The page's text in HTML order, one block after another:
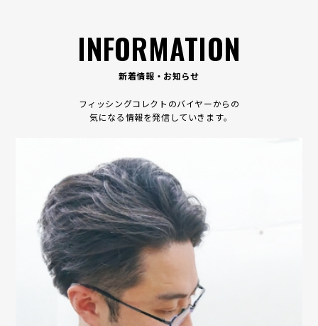
INFORMATION
新着情報・お知らせ
フィッシングコレクトのバイヤーからの
気になる情報を発信していきます｡